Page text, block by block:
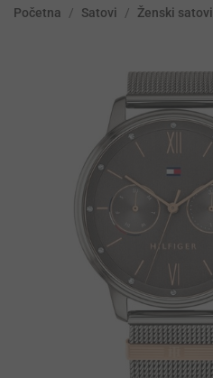
Početna / Satovi / Ženski satovi